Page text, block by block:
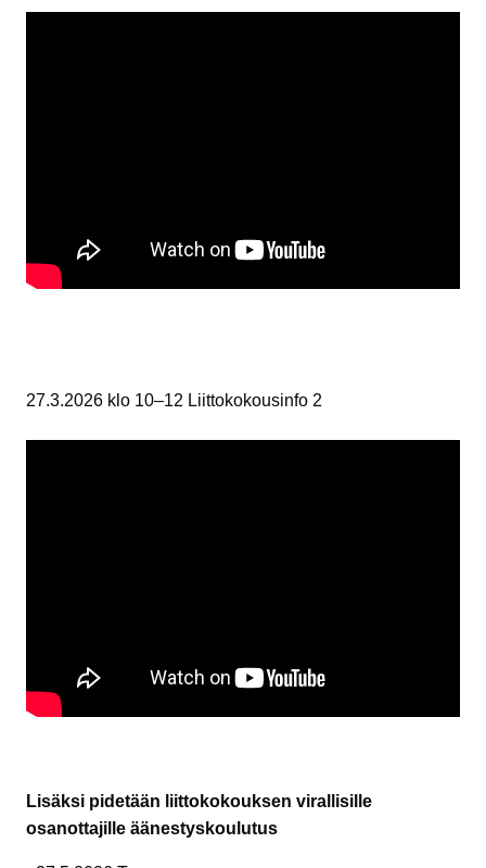
27.3.2026 klo 10–12 Liittokokousinfo 2
Lisäksi pidetään liittokokouksen virallisille
osanottajille äänestyskoulutus